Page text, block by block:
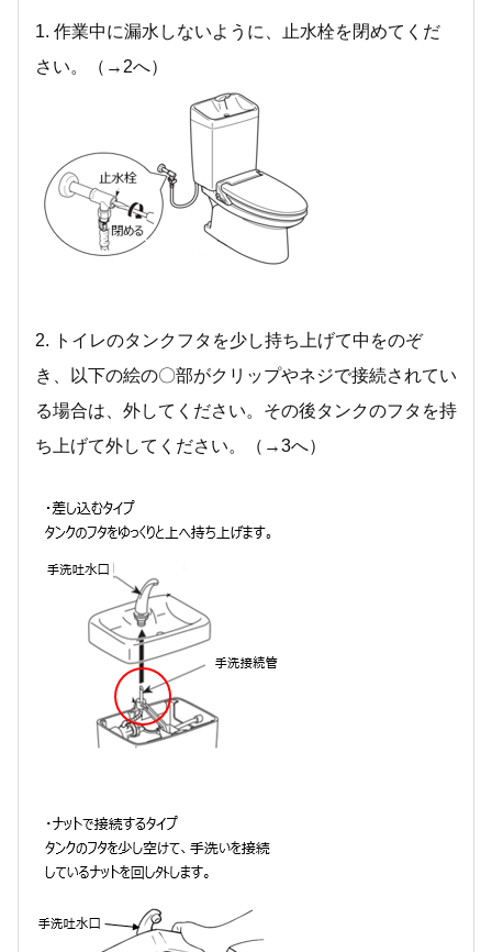
1. 作業中に漏水しないように、止水栓を閉めてくだ
さい。（→2へ）
2. トイレのタンクフタを少し持ち上げて中をのぞ
き、以下の絵の〇部がクリップやネジで接続されてい
る場合は、外してください。その後タンクのフタを持
ち上げて外してください。（→3へ）